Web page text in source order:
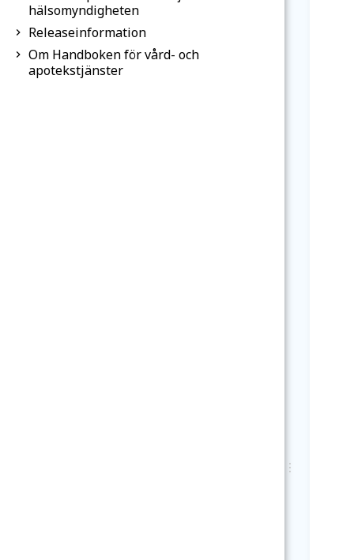
hälsomyndigheten
Releaseinformation
Om Handboken för vård- och
apotekstjänster